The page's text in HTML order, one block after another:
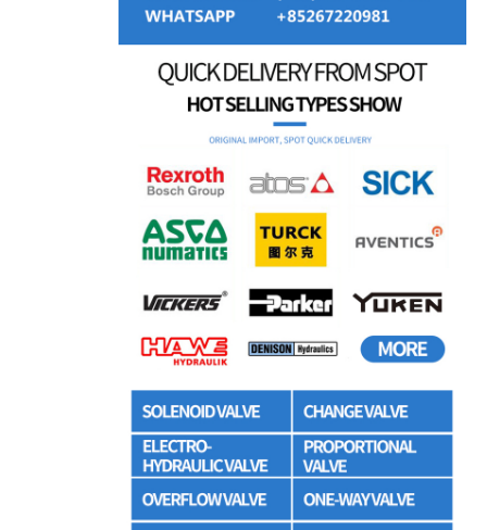
اطلب عرض أسعار
مضخة باركر الهيدروليكية
مضخة هيدروليكية فيكرز
صمام ريكسروث الهيدروليكي
ملحقات مرشح ريكسروث
الصمام الهيدروليكي YUKEN